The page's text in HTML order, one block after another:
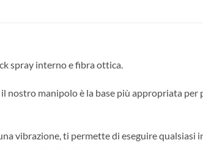
spray interno e fibra ottica.
nostro manipolo è la base più appropriata
vibrazione, ti permette di eseguire